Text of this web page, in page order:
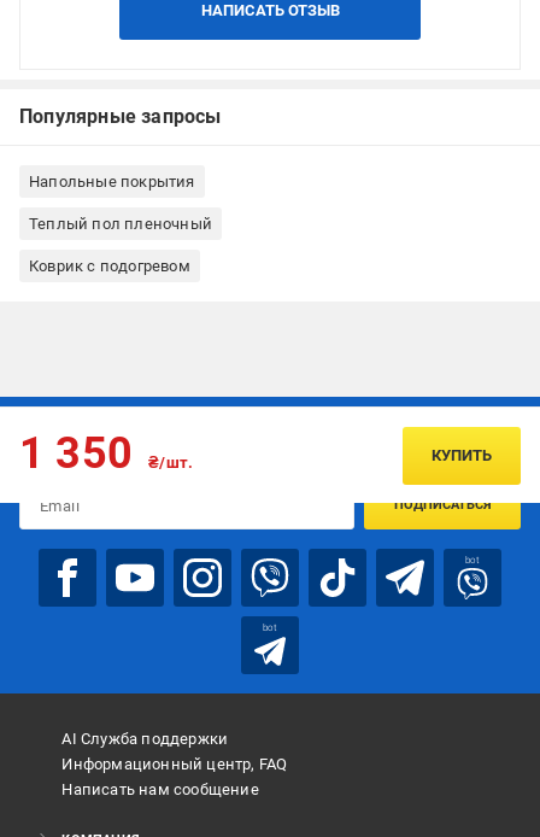
НАПИСАТЬ ОТЗЫВ
Популярные запросы
Напольные покрытия
Теплый пол пленочный
Коврик с подогревом
1 350 ₴/шт. КУПИТЬ
Подписывайтесь, чтобы узнавать первым об акцияx и
ПОДПИСАТЬСЯ
bot
bot
AI Служба поддержки
Информационный центр, FAQ
Написать нам сообщение